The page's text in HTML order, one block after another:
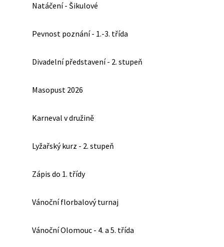
Natáčení - Šikulové
Pevnost poznání - 1.-3. třída
Divadelní představení - 2. stupeň
Masopust 2026
Karneval v družině
Lyžařský kurz - 2. stupeň
Zápis do 1. třídy
Vánoční florbalový turnaj
Vánoční Olomouc - 4. a 5. třída